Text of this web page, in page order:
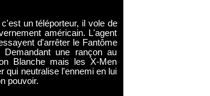
un téléporteur, il vole de
américain. L'agent
d'arrêter le Fantôme
une rançon au
Blanche mais les X-Men
qui neutralise l'ennemi en lui
pouvoir.